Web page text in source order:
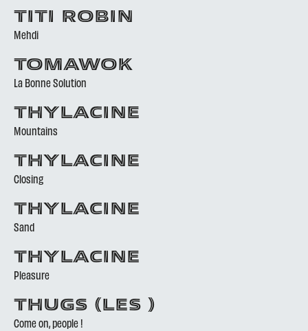
TITI ROBIN
Mehdi
TOMAWOK
La Bonne Solution
THYLACINE
Mountains
THYLACINE
Closing
THYLACINE
Sand
THYLACINE
Pleasure
THUGS (LES )
Come on, people !